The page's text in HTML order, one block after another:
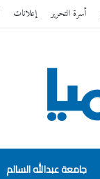
أسرة التحرير إعلانات
جامعة عبدالله السالم